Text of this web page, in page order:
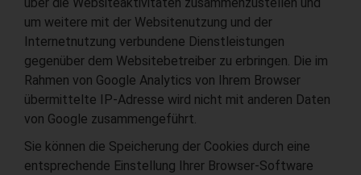
um weitere mit der Websitenutzung und der
Internetnutzung verbundene Dienstleistungen
gegenüber dem Websitebetreiber zu erbringen. Die im
Rahmen von Google Analytics von Ihrem Browser
übermittelte IP-Adresse wird nicht mit anderen Daten
von Google zusammengeführt.
Sie können die Speicherung der Cookies durch eine
entsprechende Einstellung Ihrer Browser-Software